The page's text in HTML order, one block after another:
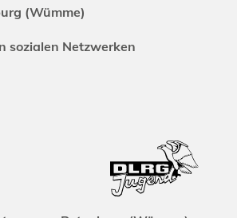
(Wümme)
sozialen Netzwerken